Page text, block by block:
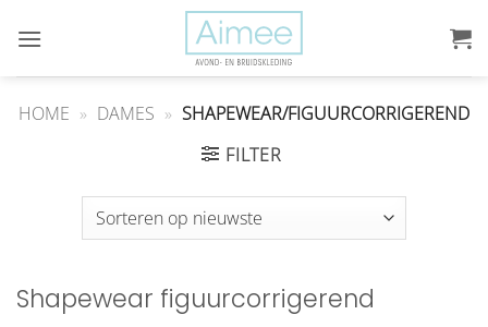
naar
HOME » DAMES » SHAPEWEAR/FIGUURCORRIGEREND
FILTER
Shapewear figuurcorrigerend